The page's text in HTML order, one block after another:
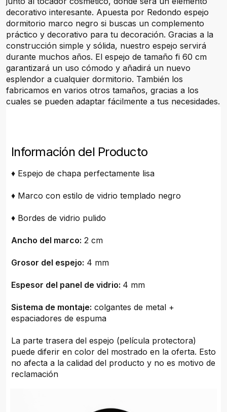
decorativo interesante. Apuesta por Redondo espejo
dormitorio marco negro si buscas un complemento
práctico y decorativo para tu decoración. Gracias a la
construcción simple y sólida, nuestro espejo servirá
durante muchos años. El espejo de tamaño fi 60 cm
garantizará un uso cómodo y añadirá un nuevo
esplendor a cualquier dormitorio. También los
fabricamos en varios otros tamaños, gracias a los
cuales se pueden adaptar fácilmente a tus necesidades.
Información del Producto
♦ Espejo de chapa perfectamente lisa
♦ Marco con estilo de vidrio templado negro
♦ Bordes de vidrio pulido
Ancho del marco: 2 cm
Grosor del espejo: 4 mm
Espesor del panel de vidrio: 4 mm
Sistema de montaje: colgantes de metal +
espaciadores de espuma
La parte trasera del espejo (película protectora)
puede diferir en color del mostrado en la oferta. Esto
no afecta a la calidad del producto y no es motivo de
reclamación